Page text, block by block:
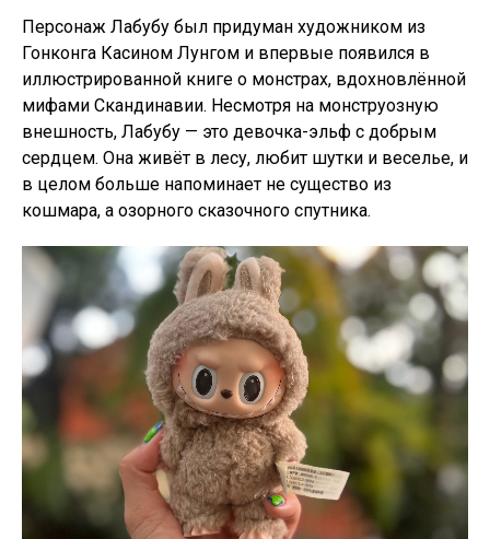
Персонаж Лабубу был придуман художником из
Гонконга Касином Лунгом и впервые появился в
иллюстрированной книге о монстрах, вдохновлённой
мифами Скандинавии. Несмотря на монструозную
внешность, Лабубу — это девочка-эльф с добрым
сердцем. Она живёт в лесу, любит шутки и веселье, и
в целом больше напоминает не существо из
кошмара, а озорного сказочного спутника.